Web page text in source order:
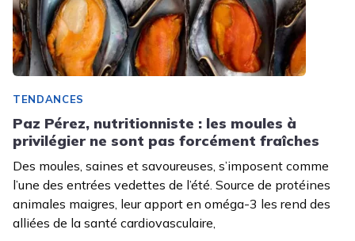
TENDANCES
Paz Pérez, nutritionniste : les moules à
privilégier ne sont pas forcément fraîches
Des moules, saines et savoureuses, s’imposent comme
l’une des entrées vedettes de l’été. Source de protéines
animales maigres, leur apport en oméga-3 les rend des
alliées de la santé cardiovasculaire,